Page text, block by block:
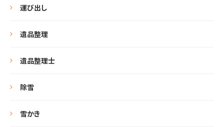
運び出し
遺品整理
遺品整理士
除雪
雪かき